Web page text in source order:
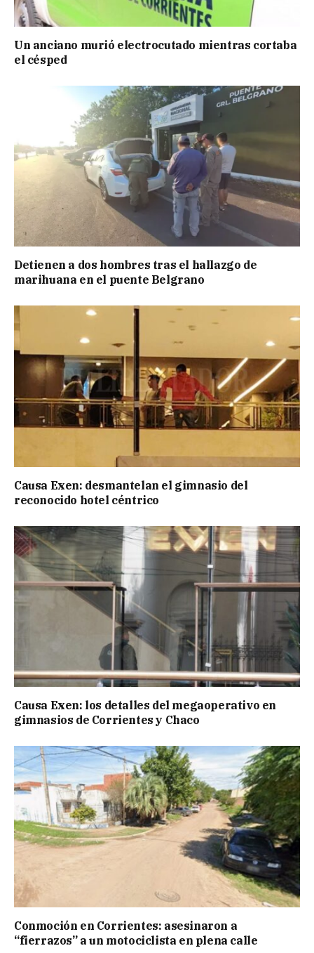
Un anciano murió electrocutado mientras cortaba
el césped
Detienen a dos hombres tras el hallazgo de
marihuana en el puente Belgrano
Causa Exen: desmantelan el gimnasio del
reconocido hotel céntrico
Causa Exen: los detalles del megaoperativo en
gimnasios de Corrientes y Chaco
Conmoción en Corrientes: asesinaron a
“fierrazos” a un motociclista en plena calle